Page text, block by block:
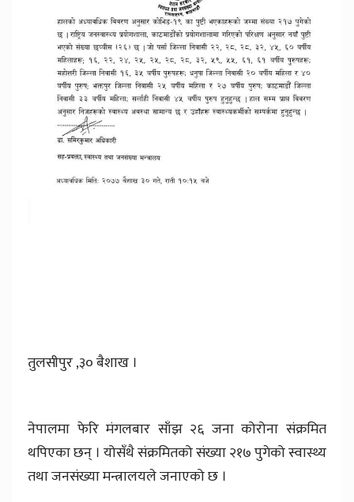
तुलसीपुर ,३० बैशाख ।
नेपालमा फेरि मंगलबार साँझ २६ जना कोरोना संक्रमित
थपिएका छन् । योसँथै संक्रमितको संख्या २१७ पुगेको स्वास्थ्य
तथा जनसंख्या मन्त्रालयले जनाएको छ ।